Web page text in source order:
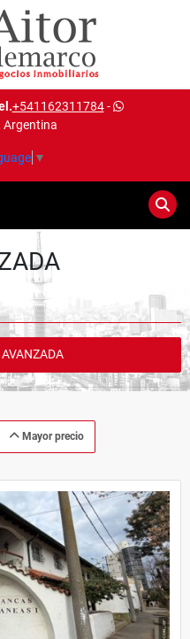
+541162311784-
Argentina
▼
Mayor precio